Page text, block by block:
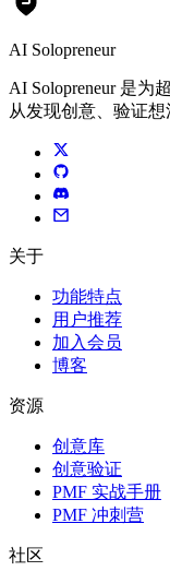
AI Solopreneur
AI Solopreneur 是为
从发现创意、验证
关于
功能特点
用户推荐
加入会员
博客
资源
创意库
创意验证
PMF 实战手册
PMF 冲刺营
社区